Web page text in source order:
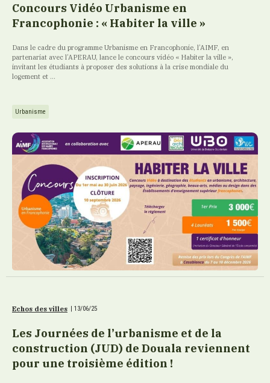
Concours Vidéo Urbanisme en
Francophonie : « Habiter la ville »
Dans le cadre du programme Urbanisme en Francophonie, l’AIMF, en
partenariat avec l’APERAU, lance le concours vidéo « Habiter la ville »,
invitant les étudiants à proposer des solutions à la crise mondiale du
logement et ...
Urbanisme
Echos des villes 13/06/25
Les Journées de l’urbanisme et de la
construction (JUD) de Douala reviennent
pour une troisième édition !